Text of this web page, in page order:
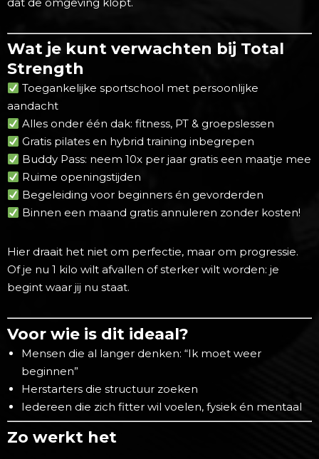
Wat je kunt verwachten bij Total
Strength
Toegankelijke sportschool met persoonlijke
aandacht
Alles onder één dak: fitness, PT & groepslessen
Gratis pilates en hybrid training inbegrepen
Buddy Pass: neem 10x per jaar gratis een maatje mee
Ruime openingstijden
Begeleiding voor beginners én gevorderden
Binnen een maand gratis annuleren zonder kosten!
Hier draait het niet om perfectie, maar om progressie.
Of je nu 1 kilo wilt afvallen of sterker wilt worden: je
begint waar jij nu staat.
Voor wie is dit ideaal?
Mensen die al langer denken: “Ik moet weer
beginnen”
Herstarters die structuur zoeken
Iedereen die zich fitter wil voelen, fysiek én mentaal
Zo werkt het